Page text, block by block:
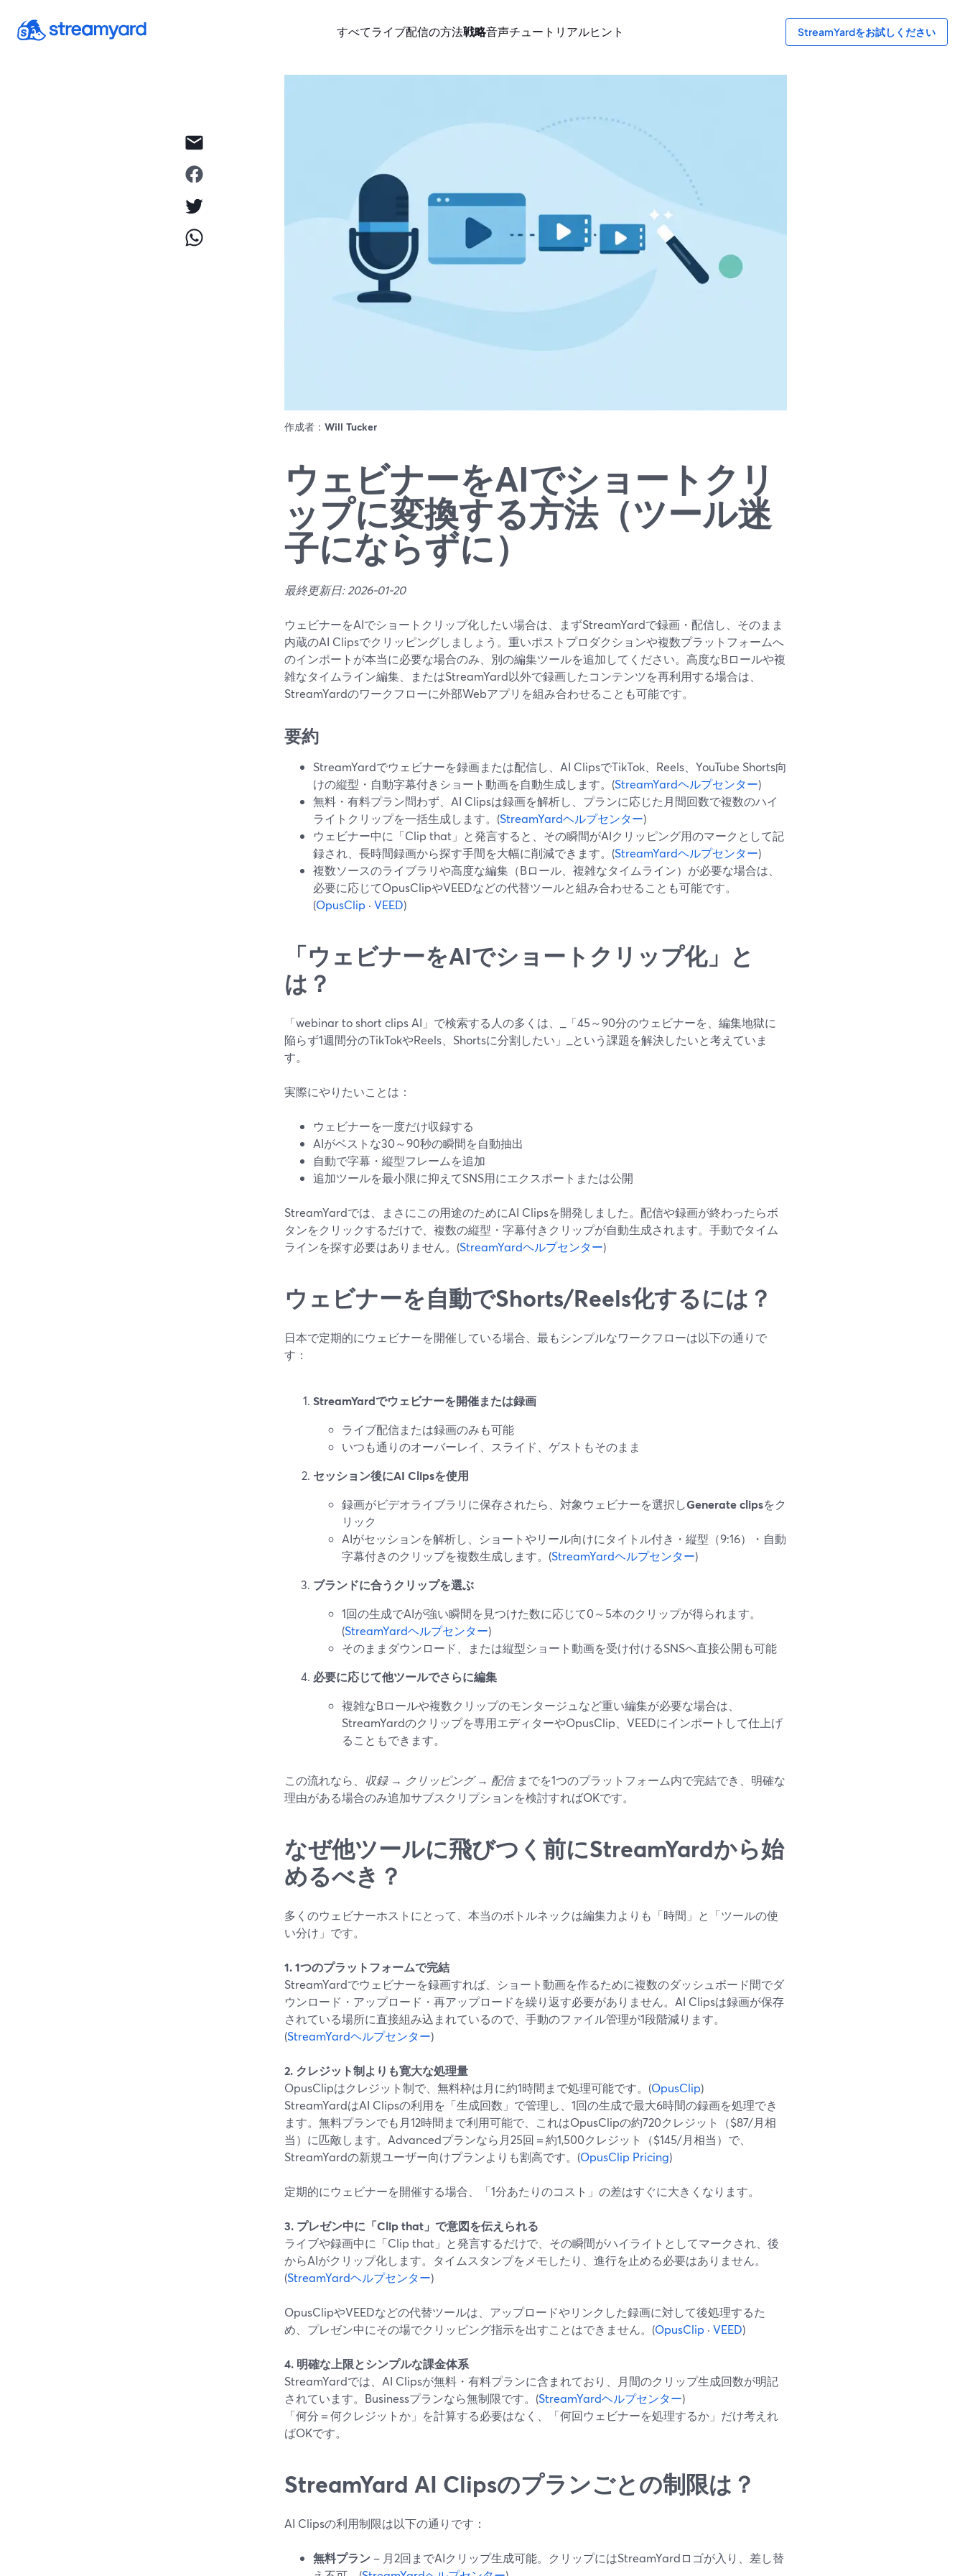
すべてライブ配信の方法戦略音声チュートリアルヒント StreamYardをお試しください
作成者： Will Tucker
ウェビナーをAIでショートクリ
ップに変換する方法（ツール迷
子にならずに）
最終更新日: 2026-01-20
ウェビナーをAIでショートクリップ化したい場合は、まずStreamYardで録画・配信し、そのまま
内蔵のAI Clipsでクリッピングしましょう。重いポストプロダクションや複数プラットフォームへ
のインポートが本当に必要な場合のみ、別の編集ツールを追加してください。高度なBロールや複
雑なタイムライン編集、またはStreamYard以外で録画したコンテンツを再利用する場合は、
StreamYardのワークフローに外部Webアプリを組み合わせることも可能です。
要約
StreamYardでウェビナーを録画または配信し、AI ClipsでTikTok、Reels、YouTube Shorts向
けの縦型・自動字幕付きショート動画を自動生成します。(StreamYardヘルプセンター)
無料・有料プラン問わず、AI Clipsは録画を解析し、プランに応じた月間回数で複数のハイ
ライトクリップを一括生成します。(StreamYardヘルプセンター)
ウェビナー中に「Clip that」と発言すると、その瞬間がAIクリッピング用のマークとして記
録され、長時間録画から探す手間を大幅に削減できます。(StreamYardヘルプセンター)
複数ソースのライブラリや高度な編集（Bロール、複雑なタイムライン）が必要な場合は、
必要に応じてOpusClipやVEEDなどの代替ツールと組み合わせることも可能です。
(OpusClip · VEED)
「ウェビナーをAIでショートクリップ化」と
は？
「webinar to short clips AI」で検索する人の多くは、_「45～90分のウェビナーを、編集地獄に
陥らず1週間分のTikTokやReels、Shortsに分割したい」_という課題を解決したいと考えていま
す。
実際にやりたいことは：
ウェビナーを一度だけ収録する
AIがベストな30～90秒の瞬間を自動抽出
自動で字幕・縦型フレームを追加
追加ツールを最小限に抑えてSNS用にエクスポートまたは公開
StreamYardでは、まさにこの用途のためにAI Clipsを開発しました。配信や録画が終わったらボ
タンをクリックするだけで、複数の縦型・字幕付きクリップが自動生成されます。手動でタイム
ラインを探す必要はありません。(StreamYardヘルプセンター)
ウェビナーを自動でShorts/Reels化するには？
日本で定期的にウェビナーを開催している場合、最もシンプルなワークフローは以下の通りで
す：
StreamYardでウェビナーを開催または録画
ライブ配信または録画のみも可能
いつも通りのオーバーレイ、スライド、ゲストもそのまま
セッション後にAI Clipsを使用
録画がビデオライブラリに保存されたら、対象ウェビナーを選択しGenerate clipsをク
リック
AIがセッションを解析し、ショートやリール向けにタイトル付き・縦型（9:16）・自動
字幕付きのクリップを複数生成します。(StreamYardヘルプセンター)
ブランドに合うクリップを選ぶ
1回の生成でAIが強い瞬間を見つけた数に応じて0～5本のクリップが得られます。
(StreamYardヘルプセンター)
そのままダウンロード、または縦型ショート動画を受け付けるSNSへ直接公開も可能
必要に応じて他ツールでさらに編集
複雑なBロールや複数クリップのモンタージュなど重い編集が必要な場合は、
StreamYardのクリップを専用エディターやOpusClip、VEEDにインポートして仕上げ
ることもできます。
この流れなら、 収録 → クリッピング → 配信までを1つのプラットフォーム内で完結でき、明確な
理由がある場合のみ追加サブスクリプションを検討すればOKです。
なぜ他ツールに飛びつく前にStreamYardから始
めるべき？
多くのウェビナーホストにとって、本当のボトルネックは編集力よりも「時間」と「ツールの使
い分け」です。
1. 1つのプラットフォームで完結
StreamYardでウェビナーを録画すれば、ショート動画を作るために複数のダッシュボード間でダ
ウンロード・アップロード・再アップロードを繰り返す必要がありません。AI Clipsは録画が保存
されている場所に直接組み込まれているので、手動のファイル管理が1段階減ります。
(StreamYardヘルプセンター)
2. クレジット制よりも寛大な処理量
OpusClipはクレジット制で、無料枠は月に約1時間まで処理可能です。(OpusClip)
StreamYardはAI Clipsの利用を「生成回数」で管理し、1回の生成で最大6時間の録画を処理でき
ます。無料プランでも月12時間まで利用可能で、これはOpusClipの約720クレジット（$87/月相
当）に匹敵します。Advancedプランなら月25回＝約1,500クレジット（$145/月相当）で、
StreamYardの新規ユーザー向けプランよりも割高です。(OpusClip Pricing)
定期的にウェビナーを開催する場合、「1分あたりのコスト」の差はすぐに大きくなります。
3. プレゼン中に「Clip that」で意図を伝えられる
ライブや録画中に「Clip that」と発言するだけで、その瞬間がハイライトとしてマークされ、後
からAIがクリップ化します。タイムスタンプをメモしたり、進行を止める必要はありません。
(StreamYardヘルプセンター)
OpusClipやVEEDなどの代替ツールは、アップロードやリンクした録画に対して後処理するた
め、プレゼン中にその場でクリッピング指示を出すことはできません。(OpusClip · VEED)
4. 明確な上限とシンプルな課金体系
StreamYardでは、AI Clipsが無料・有料プランに含まれており、月間のクリップ生成回数が明記
されています。Businessプランなら無制限です。(StreamYardヘルプセンター)
「何分＝何クレジットか」を計算する必要はなく、「何回ウェビナーを処理するか」だけ考えれ
ばOKです。
StreamYard AI Clipsのプランごとの制限は？
AI Clipsの利用制限は以下の通りです：
無料プラン – 月2回までAIクリップ生成可能。クリップにはStreamYardロゴが入り、差し替